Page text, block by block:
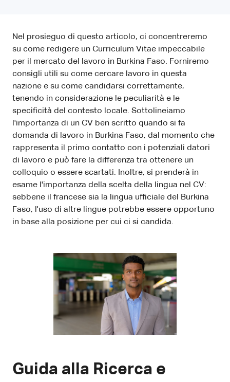
Nel prosieguo di questo articolo, ci concentreremo
su come redigere un Curriculum Vitae impeccabile
per il mercato del lavoro in Burkina Faso. Forniremo
consigli utili su come cercare lavoro in questa
nazione e su come candidarsi correttamente,
tenendo in considerazione le peculiarità e le
specificità del contesto locale. Sottolineiamo
l'importanza di un CV ben scritto quando si fa
domanda di lavoro in Burkina Faso, dal momento che
rappresenta il primo contatto con i potenziali datori
di lavoro e può fare la differenza tra ottenere un
colloquio o essere scartati. Inoltre, si prenderà in
esame l'importanza della scelta della lingua nel CV:
sebbene il francese sia la lingua ufficiale del Burkina
Faso, l'uso di altre lingue potrebbe essere opportuno
in base alla posizione per cui ci si candida.
Guida alla Ricerca e